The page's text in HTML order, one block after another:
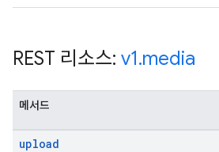
REST 리소스: v1.media
메서드
upload